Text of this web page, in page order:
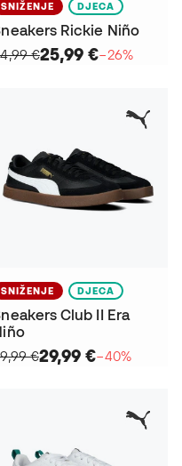
SNIŽENJE DJECA
Rickie Niño
€25,99 €−26%
SNIŽENJE DJECA
Club II Era
€29,99 €−40%